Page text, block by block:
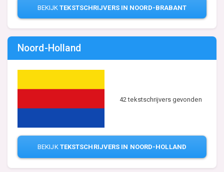
BEKIJKTEKSTSCHRIJVERS IN NOORD-BRABANT
Noord-Holland
42 tekstschrijvers gevonden
BEKIJK TEKSTSCHRIJVERS IN NOORD-HOLLAND